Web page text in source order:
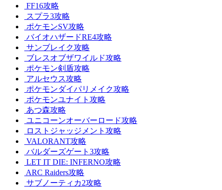
FF16攻略
スプラ3攻略
ポケモンSV攻略
バイオハザードRE4攻略
サンブレイク攻略
ブレスオブザワイルド攻略
ポケモン剣盾攻略
アルセウス攻略
ポケモンダイパリメイク攻略
ポケモンユナイト攻略
あつ森攻略
ユニコーンオーバーロード攻略
ロストジャッジメント攻略
VALORANT攻略
バルダーズゲート3攻略
LET IT DIE: INFERNO攻略
ARC Raiders攻略
サブノーティカ2攻略